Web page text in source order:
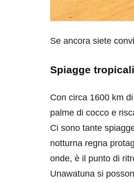
Se ancora siete
Spiagge
Con circa 1600 km
palme di cocco e
Ci sono tante
notturna regna
onde, è il punto di
Unawatuna si